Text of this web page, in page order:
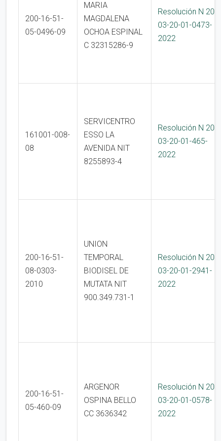
200-16-51-
05-0496-09
MARIA
MAGDALENA
OCHOA ESPINAL
C 32315286-9
Resolución N 200-
03-20-01-0473-
2022
161001-008-
08
SERVICENTRO
ESSO LA
AVENIDA NIT
8255893-4
Resolución N 200-
03-20-01-465-
2022
200-16-51-
08-0303-
2010
UNION
TEMPORAL
BIODISEL DE
MUTATA NIT
900.349.731-1
Resolución N 200-
03-20-01-2941-
2022
200-16-51-
05-460-09
ARGENOR
OSPINA BELLO
CC 3636342
Resolución N 200-
03-20-01-0578-
2022